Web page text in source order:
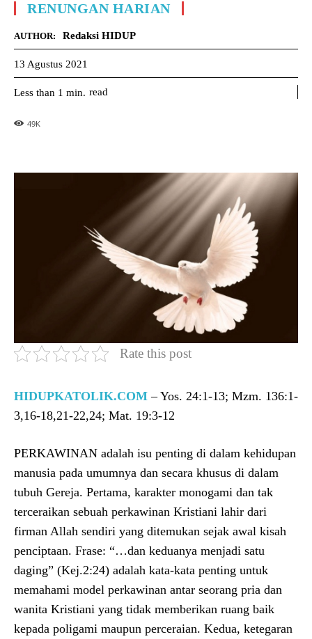
RENUNGAN HARIAN
AUTHOR: Redaksi HIDUP
13 Agustus 2021
Less than 1 min. read
49K
Rate this post
HIDUPKATOLIK.COM – Yos. 24:1-13; Mzm. 136:1-
3,16-18,21-22,24; Mat. 19:3-12
PERKAWINAN adalah isu penting di dalam kehidupan
manusia pada umumnya dan secara khusus di dalam
tubuh Gereja. Pertama, karakter monogami dan tak
terceraikan sebuah perkawinan Kristiani lahir dari
firman Allah sendiri yang ditemukan sejak awal kisah
penciptaan. Frase: “…dan keduanya menjadi satu
daging” (Kej.2:24) adalah kata-kata penting untuk
memahami model perkawinan antar seorang pria dan
wanita Kristiani yang tidak memberikan ruang baik
kepada poligami maupun perceraian. Kedua, ketegaran